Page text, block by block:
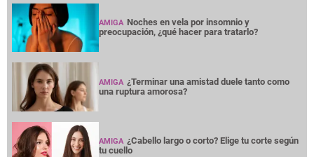
AMIGA Noches en vela por insomnio y
preocupación, ¿qué hacer para tratarlo?
AMIGA ¿Terminar una amistad duele tanto como
una ruptura amorosa?
AMIGA ¿Cabello largo o corto? Elige tu corte según
tu cuello